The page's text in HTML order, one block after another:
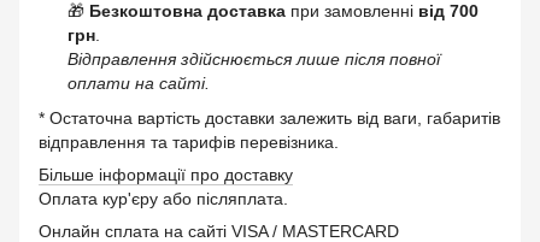
🎁 Безкоштовна доставка при замовленні від 700
грн
Відправлення здійснюється лише після повної
оплати на сайті.
* Остаточна вартість доставки залежить від ваги, габаритів
відправлення та тарифів перевізника.
Більше інформації про доставку
Оплата кур'єру або післяплата.
Онлайн сплата на сайті VISA / MASTERCARD